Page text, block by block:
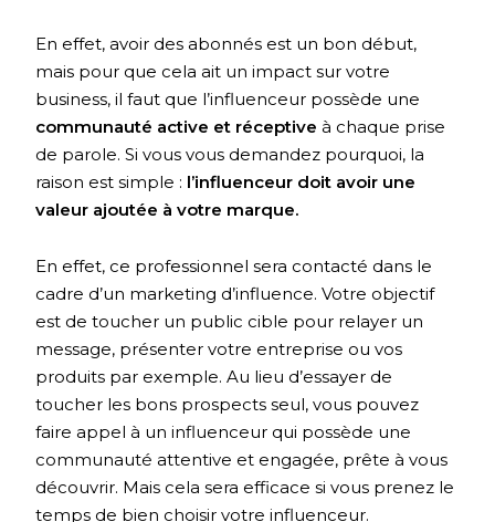
En effet, avoir des abonnés est un bon début,
mais pour que cela ait un impact sur votre
business, il faut que l’influenceur possède une
communauté active et réceptive à chaque prise
de parole. Si vous vous demandez pourquoi, la
raison est simple : l’influenceur doit avoir une
valeur ajoutée à votre marque.
En effet, ce professionnel sera contacté dans le
cadre d’un marketing d’influence. Votre objectif
est de toucher un public cible pour relayer un
message, présenter votre entreprise ou vos
produits par exemple. Au lieu d’essayer de
toucher les bons prospects seul, vous pouvez
faire appel à un influenceur qui possède une
communauté attentive et engagée, prête à vous
découvrir. Mais cela sera efficace si vous prenez le
temps de bien choisir votre influenceur.